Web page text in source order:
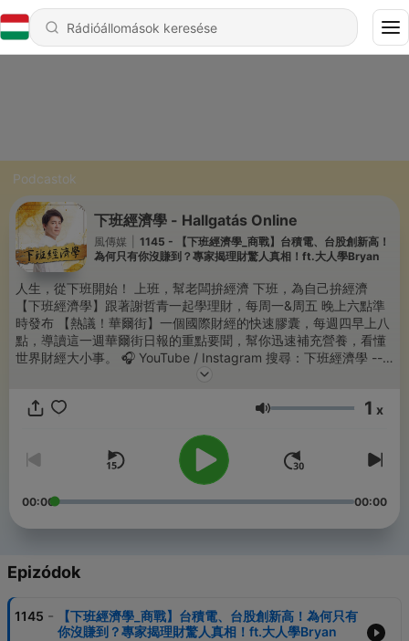
Podcastok
下班經濟學 - Hallgatás Online
風傳媒
1145 - 【下班經濟學_商戰】台積電、台股創新高！
為何只有你沒賺到？專家揭理財驚人真相！ft.大人學Bryan
人生，從下班開始！ 上班，幫老闆拚經濟 下班，為自己拚經濟
【下班經濟學】跟著謝哲青一起學理財，每周一&周五 晚上六點準
時發布 【熱議！華爾街】一個國際財經的快速膠囊，每週四早上八
點，導讀這一週華爾街日報的重點要聞，幫你迅速補充營養，看懂
世界財經大小事。 🎧 YouTube / Instagram 搜尋：下班經濟學 --
Hangerő 1 x
00:00 00:00
Epizódok
1145 -
【下班經濟學_商戰】台積電、台股創新高！為何只有
你沒賺到？專家揭理財驚人真相！ft.大人學Bryan